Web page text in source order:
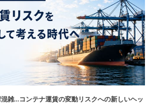
雑…コンテナ運賃の変動リスクへの新しいヘッ